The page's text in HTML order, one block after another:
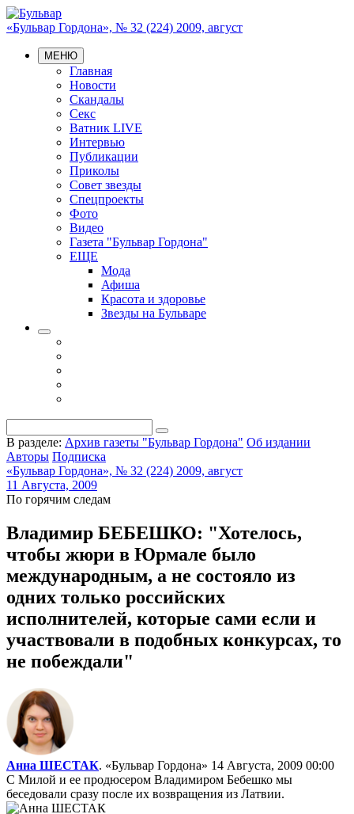
«Бульвар Гордона», № 32 (224) 2009, август
МЕНЮ
Главная
Новости
Скандалы
Секс
Ватник LIVE
Интервью
Публикации
Приколы
Совет звезды
Спецпроекты
Фото
Видео
Газета "Бульвар Гордона"
ЕЩЕ
Мода
Афиша
Красота и здоровье
Звезды на Бульваре
В разделе: Архив газеты "Бульвар Гордона" Об издании
Авторы Подписка
«Бульвар Гордона», № 32 (224) 2009, август
11 Августа, 2009
По горячим следам
Владимир БЕБЕШКО: "Хотелось,
чтобы жюри в Юрмале было
международным, а не состояло из
одних только российских
исполнителей, которые сами если и
участвовали в подобных конкурсах, то
не побеждали"
Анна ШЕСТАК. «Бульвар Гордона» 14 Августа, 2009 00:00
С Милой и ее продюсером Владимиром Бебешко мы
беседовали сразу после их возвращения из Латвии.